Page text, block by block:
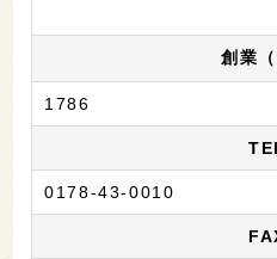
創業（
1786
0178-43-0010